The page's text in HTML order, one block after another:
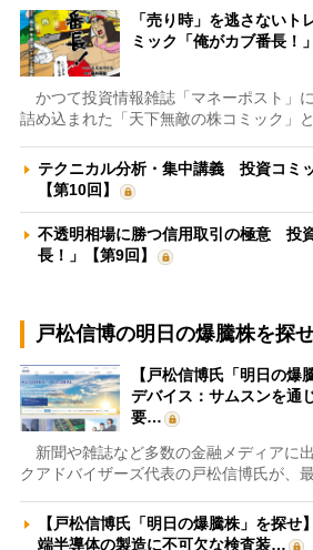
「売り時」を逃さない
ミック「俺がカブ番長！
かつて投資情報雑誌「マネーポスト」
詰め込まれた「天下無敵の株コミック」
テクニカル分析・集中講義 投資コミ
【第10回】
不透明相場に勝つ信用取引の極意 投
長！」【第9回】
戸松信博の明日の爆騰株を探せ
【戸松信博氏「明日の爆
デバイス：サムスンを通
要…
新聞や雑誌など多数の金融メディアに
クアドバイザーズ代表の戸松信博氏が、
【戸松信博氏「明日の爆騰株」を探せ
端半導体の製造に不可欠な検査装…